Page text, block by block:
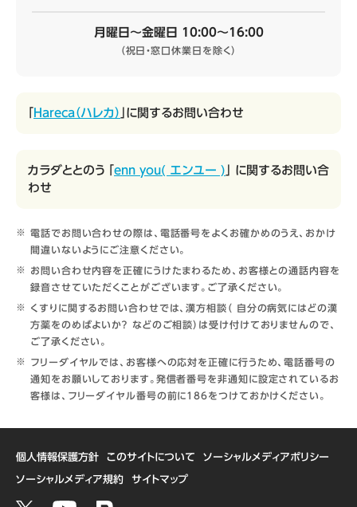
月曜日～金曜日 10:00～16:00
（祝日・窓口休業日を除く）
「Hareca（ハレカ） 」に関するお問い合わせ
カラダととのう 「enn you( エンユー ) 」 に関するお問い合
わせ
電話でお問い合わせの際は、電話番号をよくお確かめのうえ、おかけ
間違いないようにご注意ください。
お問い合わせ内容を正確にうけたまわるため、お客様との通話内容を
録音させていただくことがございます。ご了承ください。
くすりに関するお問い合わせでは、漢方相談（ 自分の病気にはどの漢
方薬をのめばよいか？ などのご相談）は受け付けておりませんので、
ご了承ください。
フリーダイヤルでは、お客様への応対を正確に行うため、電話番号の
通知をお願いしております。発信者番号を非通知に設定されているお
客様は、フリーダイヤル番号の前に186をつけておかけください。
個人情報保護方針 このサイトについて ソーシャルメディアポリシー
ソーシャルメディア規約 サイトマップ